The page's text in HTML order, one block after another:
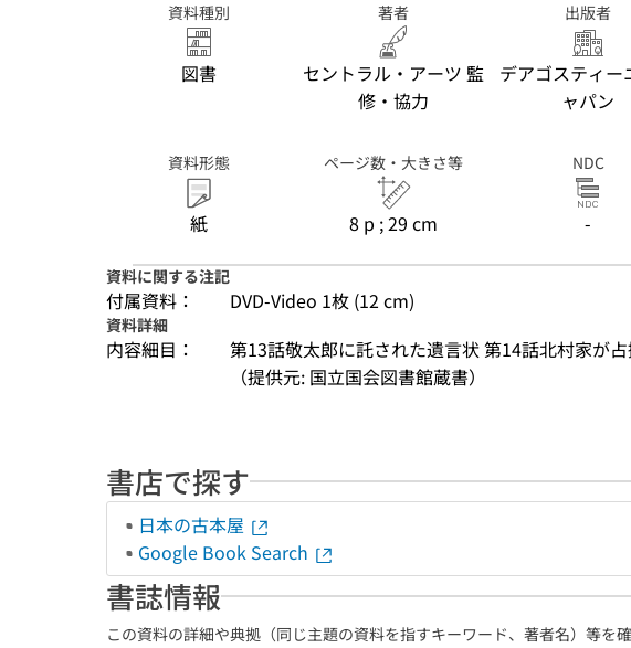
資料種別
図書
著者
セントラル・アーツ 監
修・協力
出版者
デアゴスティー
ャパン
資料形態
紙
ページ数・大きさ等
8 p ; 29 cm
NDC
-
資料に関する注記
付属資料： DVD-Video 1枚 (12 cm)
資料詳細
内容細目：
第13話敬太郎に託された遺言状 第14話北村家が
（提供元: 国立国会図書館蔵書）
書店で探す
日本の古本屋
Google Book Search
書誌情報
この資料の詳細や典拠（同じ主題の資料を指すキーワード、著者名）等を確